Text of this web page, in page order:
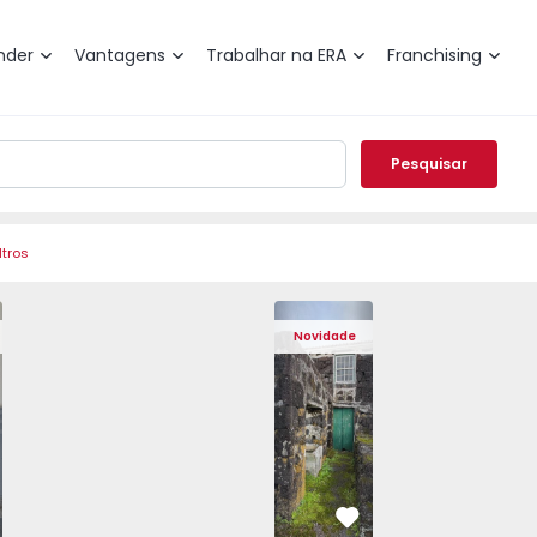
Vantagens Trabalhar na ERA Franchising
Pesquisar
- 1572292 - 25
Porto, Paranhos - 1572292 - 12
Moradia T10 Porto, Paranhos - 1572292 - 10
Moradia T10 Porto, Paranhos - 1572292 - 6
Moradia T10 Porto, Paranhos -
Moradia T10 Porto,
Moradia T10
Novidade
Moradia Rústica T2 Lajes do
Favorito